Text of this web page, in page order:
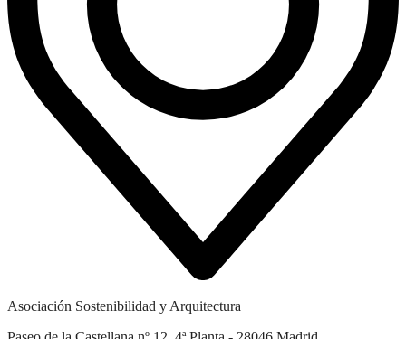
Asociación Sostenibilidad y Arquitectura